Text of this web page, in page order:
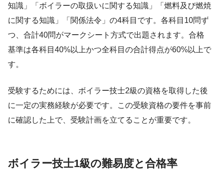
知識」「ボイラーの取扱いに関する知識」「燃料及び燃焼
に関する知識」「関係法令」の4科目です。各科目10問ず
つ、合計40問がマークシート方式で出題されます。合格
基準は各科目40%以上かつ全科目の合計得点が60%以上で
す。
受験するためには、ボイラー技士2級の資格を取得した後
に一定の実務経験が必要です。この受験資格の要件を事前
に確認した上で、受験計画を立てることが重要です。
ボイラー技士1級の難易度と合格率